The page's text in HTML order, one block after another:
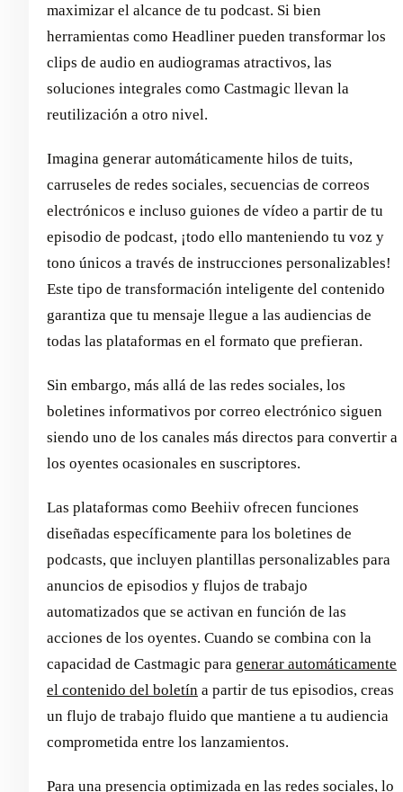
maximizar el alcance de tu podcast. Si bien
herramientas como Headliner pueden transformar los
clips de audio en audiogramas atractivos, las
soluciones integrales como Castmagic llevan la
reutilización a otro nivel.
Imagina generar automáticamente hilos de tuits,
carruseles de redes sociales, secuencias de correos
electrónicos e incluso guiones de vídeo a partir de tu
episodio de podcast, ¡todo ello manteniendo tu voz y
tono únicos a través de instrucciones personalizables!
Este tipo de transformación inteligente del contenido
garantiza que tu mensaje llegue a las audiencias de
todas las plataformas en el formato que prefieran.
Sin embargo, más allá de las redes sociales, los
boletines informativos por correo electrónico siguen
siendo uno de los canales más directos para convertir a
los oyentes ocasionales en suscriptores.
Las plataformas como Beehiiv ofrecen funciones
diseñadas específicamente para los boletines de
podcasts, que incluyen plantillas personalizables para
anuncios de episodios y flujos de trabajo
automatizados que se activan en función de las
acciones de los oyentes. Cuando se combina con la
capacidad de Castmagic para generar automáticamente
el contenido del boletín a partir de tus episodios, creas
un flujo de trabajo fluido que mantiene a tu audiencia
comprometida entre los lanzamientos.
Para una presencia optimizada en las redes sociales, lo